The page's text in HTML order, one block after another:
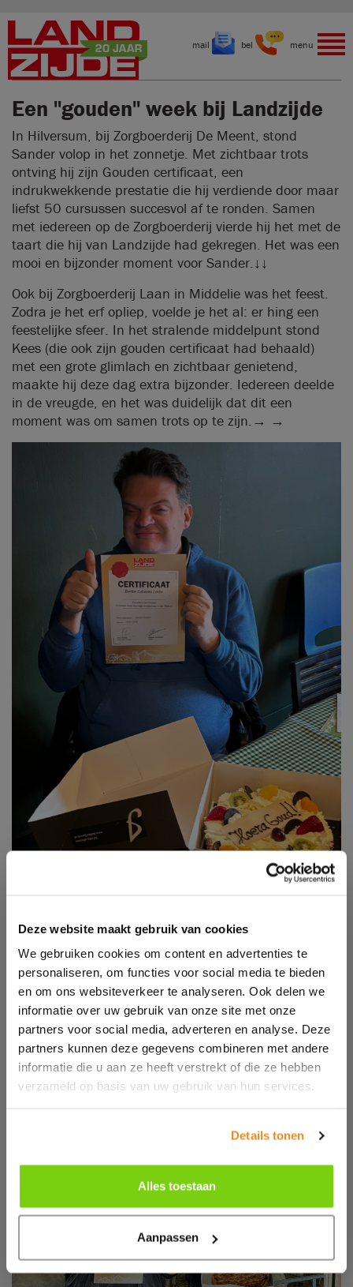
Deze website maakt gebruik van cookies
We gebruiken cookies om content en advertenties te
personaliseren, om functies voor social media te bieden
en om ons websiteverkeer te analyseren. Ook delen we
informatie over uw gebruik van onze site met onze
partners voor social media, adverteren en analyse. Deze
partners kunnen deze gegevens combineren met andere
informatie die u aan ze heeft verstrekt of die ze hebben
verzameld op basis van uw gebruik van hun services.
Details tonen
Alles toestaan
Aanpassen
mail bel menu
Een "gouden" week bij Landzijde
In Hilversum, bij Zorgboerderij De Meent, stond
Sander volop in het zonnetje. Met zichtbaar trots
ontving hij zijn Gouden certificaat, een
indrukwekkende prestatie die hij verdiende door maar
liefst 50 cursussen succesvol af te ronden. Samen
met iedereen op de Zorgboerderij vierde hij het met de
taart die hij van Landzijde had gekregen. Het was een
mooi en bijzonder moment voor Sander.↓↓
Ook bij Zorgboerderij Laan in Middelie was het feest.
Zodra je het erf opliep, voelde je het al: er hing een
feestelijke sfeer. In het stralende middelpunt stond
Kees (die ook zijn gouden certificaat had behaald)
met een grote glimlach en zichtbaar genietend,
maakte hij deze dag extra bijzonder. Iedereen deelde
in de vreugde, en het was duidelijk dat dit een
moment was om samen trots op te zijn.→ →